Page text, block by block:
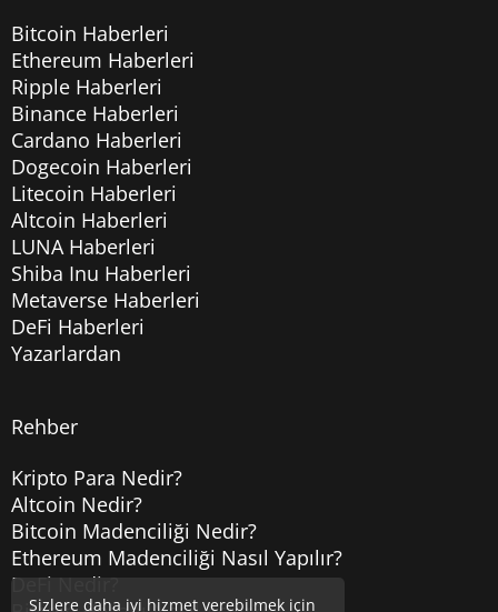
Bitcoin Haberleri
Ethereum Haberleri
Ripple Haberleri
Binance Haberleri
Cardano Haberleri
Dogecoin Haberleri
Litecoin Haberleri
Altcoin Haberleri
LUNA Haberleri
Shiba Inu Haberleri
Metaverse Haberleri
DeFi Haberleri
Yazarlardan
Rehber
Kripto Para Nedir?
Altcoin Nedir?
Bitcoin Madenciliği Nedir?
Ethereum Madenciliği Nasıl Yapılır?
DeFi Nedir?
Sizlere daha iyi hizmet verebilmek için